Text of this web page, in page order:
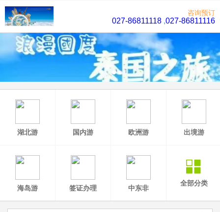
咨询预订
027-86811118 ,027-86811116
湖北游 国内游 欧洲游 出境游
海岛游 签证办理 中东非
全部分类